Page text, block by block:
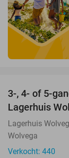
3-, 4- of 5-
Lagerhuis
Lagerhuis
Wolvega
Verkocht: 440